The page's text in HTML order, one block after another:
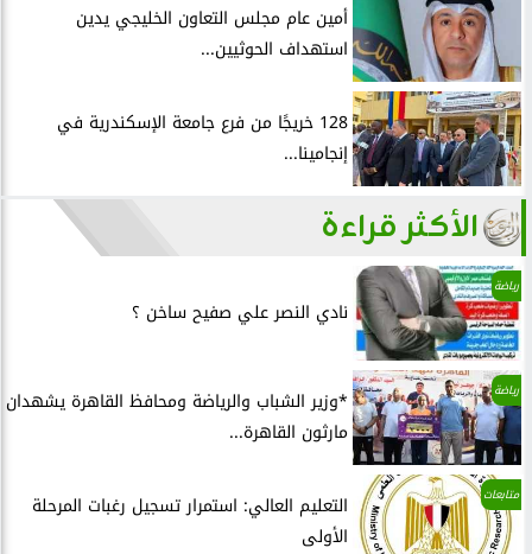
أمين عام مجلس التعاون الخليجي يدين
استهداف الحوثيين...
128 خريجًا من فرع جامعة الإسكندرية في
إنجامينا...
الأكثر قراءة
رياضة
نادي النصر علي صفيح ساخن ؟
رياضة
*وزير الشباب والرياضة ومحافظ القاهرة يشهدان
مارثون القاهرة...
متابعات
التعليم العالي: استمرار تسجيل رغبات المرحلة
الأولى